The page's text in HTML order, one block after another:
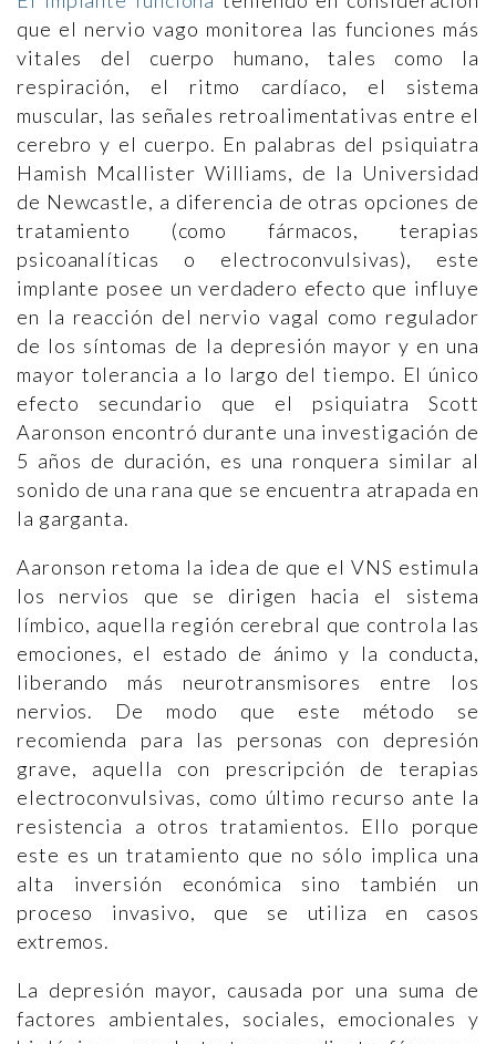
que el nervio vago monitorea las funciones más
vitales del cuerpo humano, tales como la
respiración, el ritmo cardíaco, el sistema
muscular, las señales retroalimentativas entre el
cerebro y el cuerpo. En palabras del psiquiatra
Hamish Mcallister Williams, de la Universidad
de Newcastle, a diferencia de otras opciones de
tratamiento (como fármacos, terapias
psicoanalíticas o electroconvulsivas), este
implante posee un verdadero efecto que influye
en la reacción del nervio vagal como regulador
de los síntomas de la depresión mayor y en una
mayor tolerancia a lo largo del tiempo. El único
efecto secundario que el psiquiatra Scott
Aaronson encontró durante una investigación de
5 años de duración, es una ronquera similar al
sonido de una rana que se encuentra atrapada en
la garganta.
Aaronson retoma la idea de que el VNS estimula
los nervios que se dirigen hacia el sistema
límbico, aquella región cerebral que controla las
emociones, el estado de ánimo y la conducta,
liberando más neurotransmisores entre los
nervios. De modo que este método se
recomienda para las personas con depresión
grave, aquella con prescripción de terapias
electroconvulsivas, como último recurso ante la
resistencia a otros tratamientos. Ello porque
este es un tratamiento que no sólo implica una
alta inversión económica sino también un
proceso invasivo, que se utiliza en casos
extremos.
La depresión mayor, causada por una suma de
factores ambientales, sociales, emocionales y